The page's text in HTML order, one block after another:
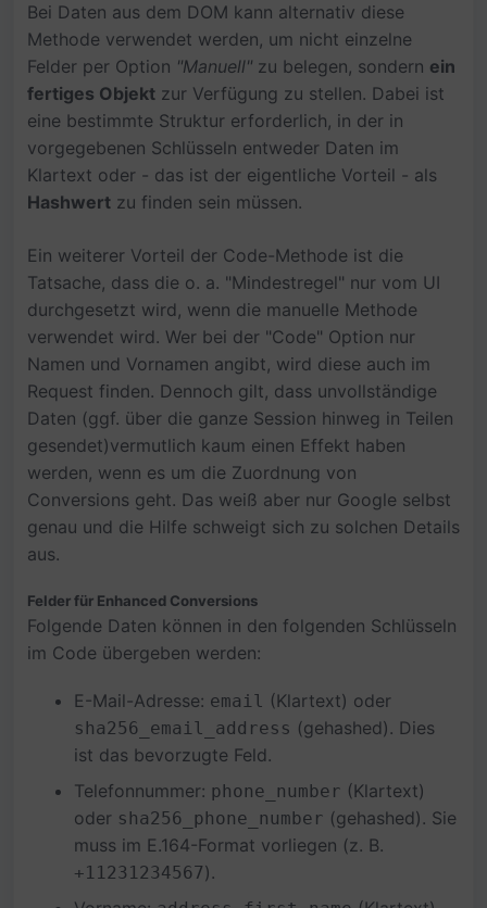
Bei Daten aus dem DOM kann alternativ diese
Methode verwendet werden, um nicht einzelne
Felder per Option "Manuell" zu belegen, sondern ein
fertiges Objekt zur Verfügung zu stellen. Dabei ist
eine bestimmte Struktur erforderlich, in der in
vorgegebenen Schlüsseln entweder Daten im
Klartext oder - das ist der eigentliche Vorteil - als
Hashwert zu finden sein müssen.
Ein weiterer Vorteil der Code-Methode ist die
Tatsache, dass die o. a. "Mindestregel" nur vom UI
durchgesetzt wird, wenn die manuelle Methode
verwendet wird. Wer bei der "Code" Option nur
Namen und Vornamen angibt, wird diese auch im
Request finden. Dennoch gilt, dass unvollständige
Daten (ggf. über die ganze Session hinweg in Teilen
gesendet)vermutlich kaum einen Effekt haben
werden, wenn es um die Zuordnung von
Conversions geht. Das weiß aber nur Google selbst
genau und die Hilfe schweigt sich zu solchen Details
aus.
Felder für Enhanced Conversions
Folgende Daten können in den folgenden Schlüsseln
im Code übergeben werden:
E-Mail-Adresse: email (Klartext) oder
sha256_email_address (gehashed). Dies
ist das bevorzugte Feld.
Telefonnummer: phone_number (Klartext)
oder sha256_phone_number (gehashed). Sie
muss im E.164-Format vorliegen (z. B.
+11231234567).